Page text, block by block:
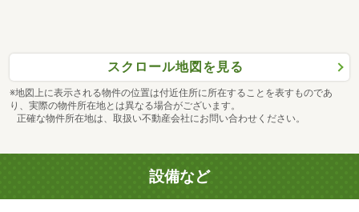
スクロール地図を見る
※地図上に表示される物件の位置は付近住所に所在することを表すものであ
り、実際の物件所在地とは異なる場合がございます。
正確な物件所在地は、取扱い不動産会社にお問い合わせください。
設備など